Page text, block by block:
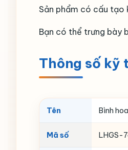
Sản phẩm có cấu tạo
Bạn có thể trưng bày
Thông số kỹ
Tên Bình
Mã số LHGS-